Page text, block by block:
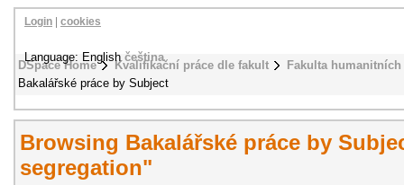
DSpace Home Kvalifikační práce dle fakult
Fakulta
Bakalářské práce by Subject
Login cookies
Language: Englishčeština
Browsing Bakalářské práce by
segregation"